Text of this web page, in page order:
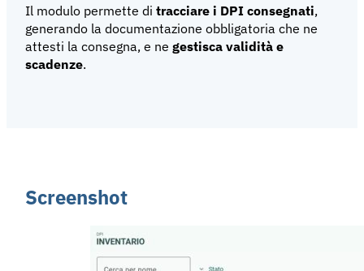
Il modulo permette ditracciare i DPI consegnati,
generando la documentazione obbligatoria che ne
attesti la consegna, e negestisca validità e
scadenze.
Screenshot